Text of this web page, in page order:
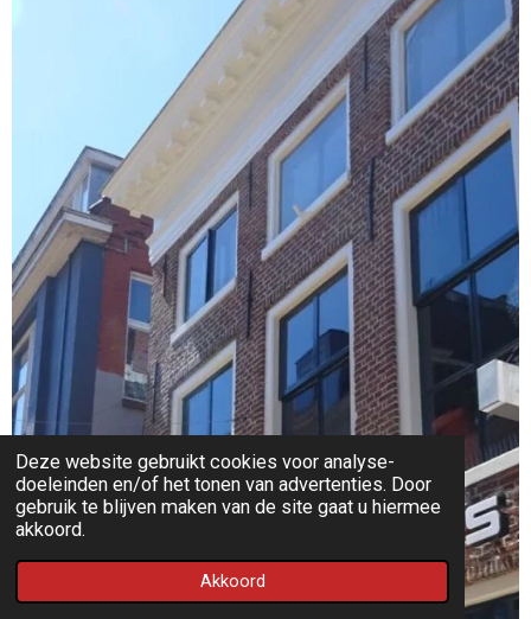
Deze website gebruikt cookies voor analyse-
doeleinden en/of het tonen van advertenties. Door
gebruik te blijven maken van de site gaat u hiermee
akkoord.
Akkoord